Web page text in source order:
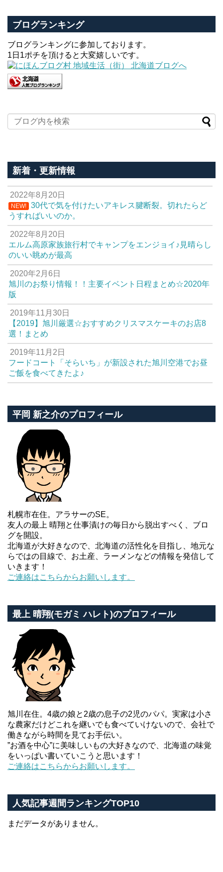
ブログランキング
ブログランキングに参加しております。
1日1ポチを頂けると大変嬉しいです。
新着・更新情報
2022年8月20日
NEW!
30代で気を付けたいアキレス腱断裂。切れたらど
うすればいいのか。
2022年8月20日
エルム高原家族旅行村でキャンプをエンジョイ♪見晴らし
のいい眺めが最高
2020年2月6日
旭川のお祭り情報！！主要イベント日程まとめ☆2020年
版
2019年11月30日
【2019】旭川厳選☆おすすめクリスマスケーキのお店8
選！まとめ
2019年11月2日
フードコート「そらいち」が新設された旭川空港でお昼
ご飯を食べてきたよ♪
平岡 新之介のプロフィール
札幌市在住。アラサーのSE。
友人の最上 晴翔と仕事漬けの毎日から脱出すべく、ブロ
グを開設。
北海道が大好きなので、北海道の活性化を目指し、地元な
らではの目線で、お土産、ラーメンなどの情報を発信して
いきます！
ご連絡はこちらからお願いします。
最上 晴翔(モガミ ハレト)のプロフィール
旭川在住。4歳の娘と2歳の息子の2児のパパ。実家は小さ
な農家だけどこれを継いでも食べていけないので、会社で
働きながら時間を見てお手伝い。
”お酒を中心”に美味しいもの大好きなので、北海道の味覚
をいっぱい書いていこうと思います！
ご連絡はこちらからお願いします。
人気記事週間ランキングTOP10
まだデータがありません。